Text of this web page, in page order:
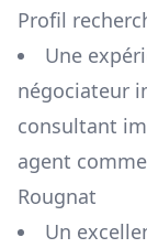
Profil
Une
négociateur
consultant
agent
Rougnat
Un